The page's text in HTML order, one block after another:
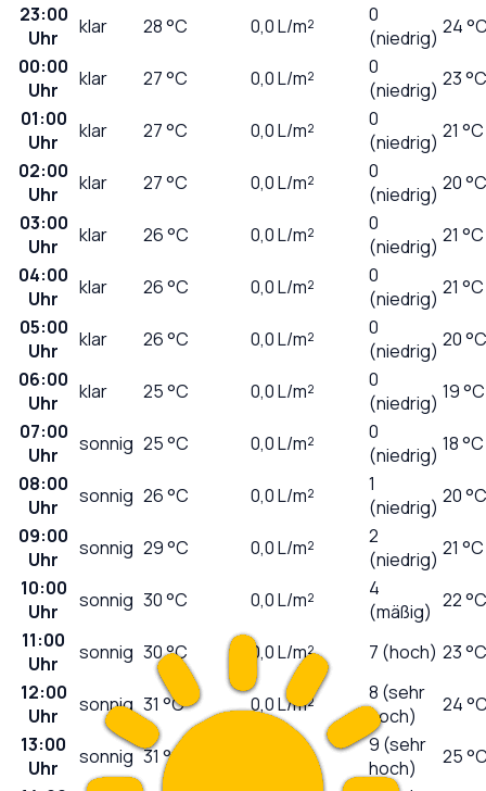
23:00
Uhr
klar 28°C 0,0L/m²
0
(niedrig) 24
00:00
Uhr
klar 27°C 0,0L/m²
0
(niedrig) 23 °C
01:00
Uhr
klar 27°C 0,0L/m²
0
(niedrig) 21 °C
02:00
Uhr
klar 27°C 0,0L/m²
0
(niedrig) 20 °C
03:00
Uhr
klar 26°C 0,0L/m²
0
(niedrig) 21 °C
04:00
Uhr
klar 26°C 0,0L/m²
0
(niedrig) 21 °C
05:00
Uhr
klar 26°C 0,0L/m²
0
(niedrig) 20 °C
06:00
Uhr
klar 25°C 0,0L/m²
0
(niedrig) 19 °C
07:00
Uhr
sonnig 25°C 0,0L/m²
0
(niedrig) 18 °C
08:00
Uhr
sonnig 26°C 0,0L/m²
1
(niedrig) 20 °C
09:00
Uhr
sonnig 29°C 0,0L/m²
2
(niedrig) 21 °C
10:00
Uhr
sonnig 30°C 0,0L/m²
4
(mäßig) 22 °C
11:00
Uhr
sonnig 30°C 0,0L/m² 7 (hoch) 23 °C
12:00
Uhr
sonnig 31 °C 0,0L/m²
8 (sehr
hoch)
24
13:00
Uhr
sonnig 31 °C L/m²
9 (sehr
hoch)
25